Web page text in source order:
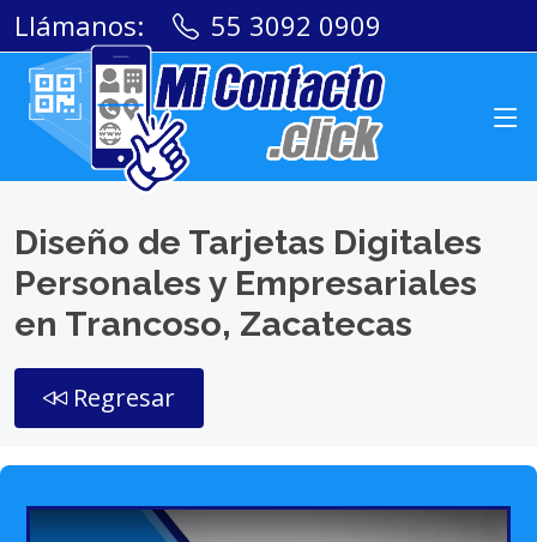
Llámanos: 55 3092 0909
Diseño de Tarjetas Digitales
Personales y Empresariales
en Trancoso, Zacatecas
Regresar